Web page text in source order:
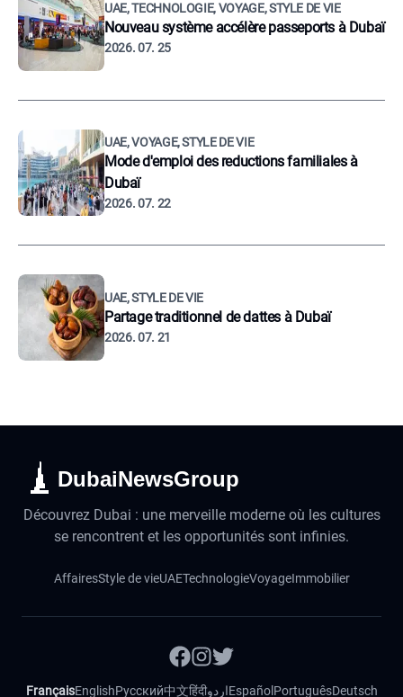
UAE, TECHNOLOGIE, VOYAGE, STYLE DE VIE
Nouveau système accélère passeports à Dubaï
2026. 07. 25
UAE, VOYAGE, STYLE DE VIE
Mode d'emploi des reductions familiales à
Dubaï
2026. 07. 22
UAE, STYLE DE VIE
Partage traditionnel de dattes à Dubaï
2026. 07. 21
DubaiNewsGroup
Découvrez Dubai : une merveille moderne où les cultures
se rencontrent et les opportunités sont infinies.
AffairesStyle de vieUAETechnologieVoyageImmobilier
FrançaisEnglishРусский中文हिंदीاردوEspañol PortuguêsDeutsch